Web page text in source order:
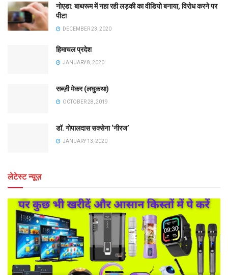
नोएडा: बाथरूम में नहा रही लड़की का वीडियो बनाया, विरोध करने पर
पीटा
DECEMBER 23, 2020
हिमाचल प्रदेश
JANUARY 8, 2020
सब्ज़ी मेकर (लघुकथा)
OCTOBER 28, 2019
डॉ. गोपालदास सक्सेना ‘नीरज’
JANUARY 13, 2020
लेटेस्ट न्यूज़